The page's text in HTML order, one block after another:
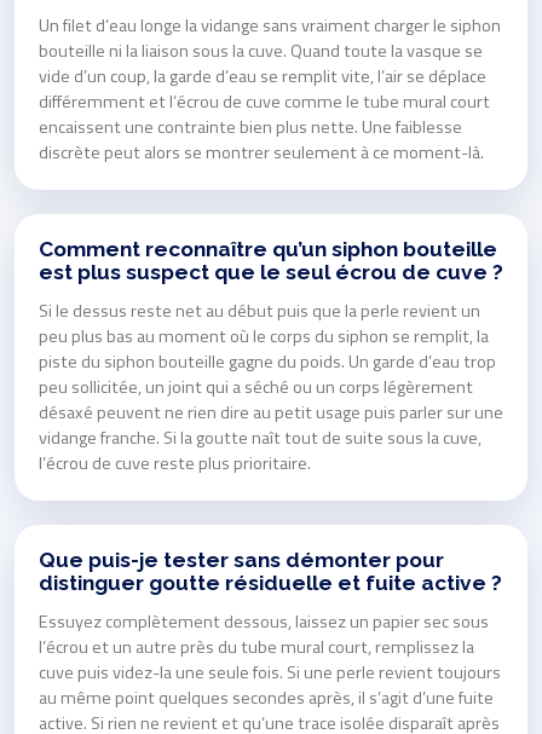
Un filet d’eau longe la vidange sans vraiment charger le siphon
bouteille ni la liaison sous la cuve. Quand toute la vasque se
vide d’un coup, la garde d’eau se remplit vite, l’air se déplace
différemment et l’écrou de cuve comme le tube mural court
encaissent une contrainte bien plus nette. Une faiblesse
discrète peut alors se montrer seulement à ce moment-là.
Comment reconnaître qu’un siphon bouteille
est plus suspect que le seul écrou de cuve ?
Si le dessus reste net au début puis que la perle revient un
peu plus bas au moment où le corps du siphon se remplit, la
piste du siphon bouteille gagne du poids. Un garde d’eau trop
peu sollicitée, un joint qui a séché ou un corps légèrement
désaxé peuvent ne rien dire au petit usage puis parler sur une
vidange franche. Si la goutte naît tout de suite sous la cuve,
l’écrou de cuve reste plus prioritaire.
Que puis-je tester sans démonter pour
distinguer goutte résiduelle et fuite active ?
Essuyez complètement dessous, laissez un papier sec sous
l’écrou et un autre près du tube mural court, remplissez la
cuve puis videz-la une seule fois. Si une perle revient toujours
au même point quelques secondes après, il s’agit d’une fuite
active. Si rien ne revient et qu’une trace isolée disparaît après